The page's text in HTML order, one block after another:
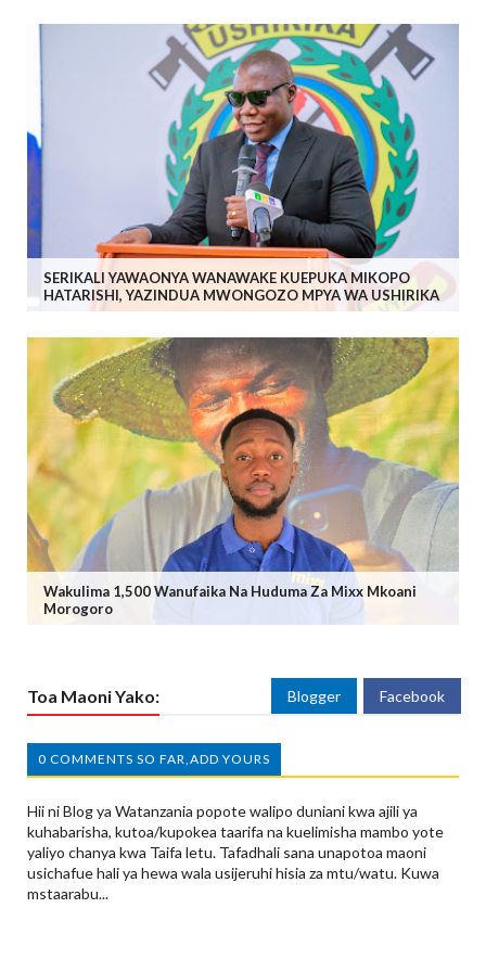
SERIKALI YAWAONYA WANAWAKE KUEPUKA MIKOPO
HATARISHI, YAZINDUA MWONGOZO MPYA WA USHIRIKA
Wakulima 1,500 Wanufaika Na Huduma Za Mixx Mkoani
Morogoro
Toa Maoni Yako: Blogger Facebook
0 COMMENTS SO FAR,ADD YOURS
Hii ni Blog ya Watanzania popote walipo duniani kwa ajili ya
kuhabarisha, kutoa/kupokea taarifa na kuelimisha mambo yote
yaliyo chanya kwa Taifa letu. Tafadhali sana unapotoa maoni
usichafue hali ya hewa wala usijeruhi hisia za mtu/watu. Kuwa
mstaarabu...